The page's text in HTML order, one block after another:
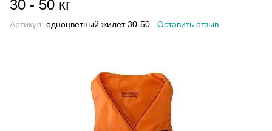
30 - 50 кг
Артикул: одноцветный жилет 30-50 Оставить отзыв